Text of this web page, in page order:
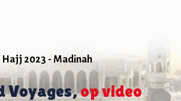
Hajj 2023 - Madinah
Voyages,op video